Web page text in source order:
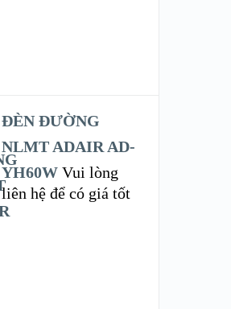
ĐÈN ĐƯỜNG
NLMT ADAIR AD-
YH60W Vui lòng
liên hệ để có giá tốt